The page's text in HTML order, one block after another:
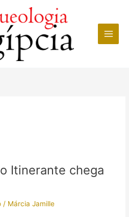
Itinerante chega
/ Márcia Jamille